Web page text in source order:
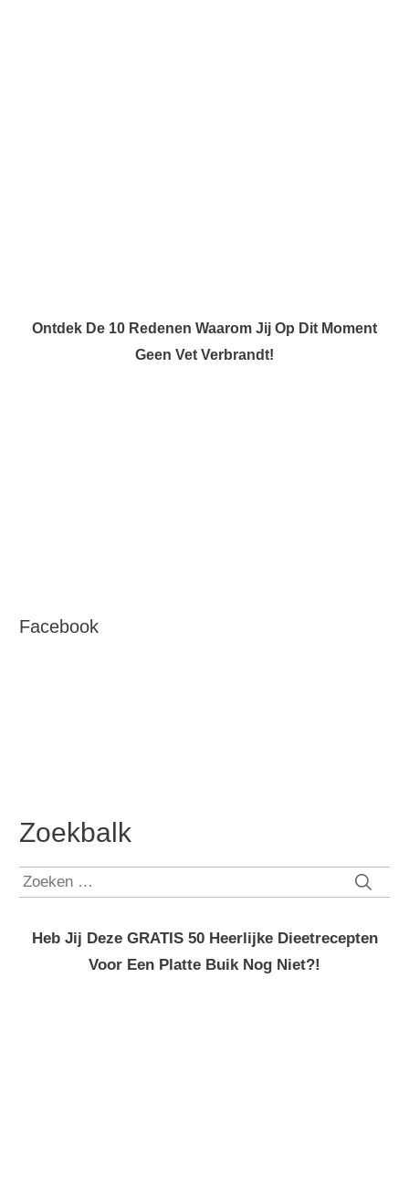
Ontdek De 10 Redenen Waarom Jij Op Dit Moment
Geen Vet Verbrandt!
Facebook
Zoekbalk
Zoeken
Heb Jij Deze GRATIS 50 Heerlijke Dieetrecepten
Voor Een Platte Buik Nog Niet?!